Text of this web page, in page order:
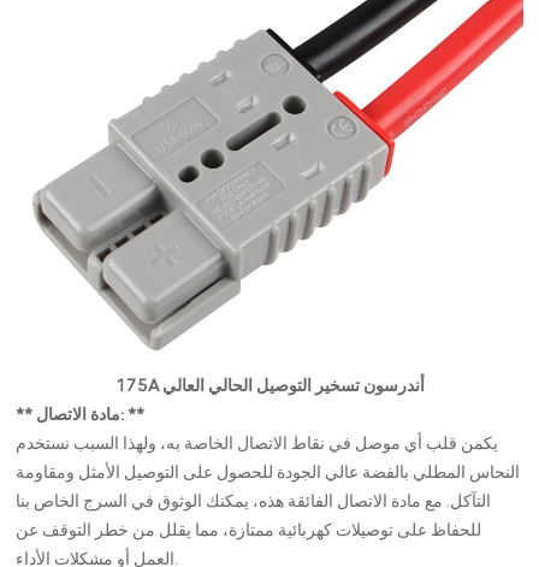
175A أندرسون تسخير التوصيل الحالي العالي
** مادة الاتصال: **
يكمن قلب أي موصل في نقاط الاتصال الخاصة به، ولهذا السبب نستخدم
النحاس المطلي بالفضة عالي الجودة للحصول على التوصيل الأمثل ومقاومة
التآكل. مع مادة الاتصال الفائقة هذه، يمكنك الوثوق في السرج الخاص بنا
للحفاظ على توصيلات كهربائية ممتازة، مما يقلل من خطر التوقف عن
العمل أو مشكلات الأداء.